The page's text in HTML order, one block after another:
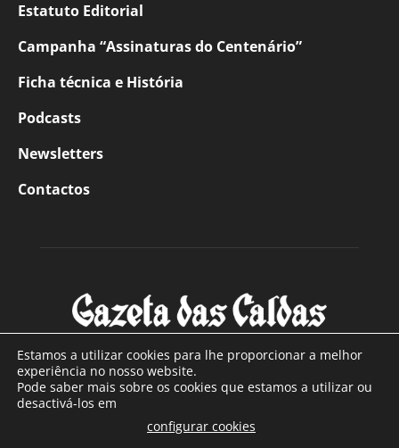
Estatuto Editorial
Campanha “Assinaturas do Centenário”
Ficha técnica e História
Podcasts
Newsletters
Contactos
SOBRE NÓS
Com sede nas Caldas da Rainha e mais de 90 anos de
Estamos a utilizar cookies para lhe proporcionar a melhor
experiência no nosso website.
Pode saber mais sobre os cookies que estamos a utilizar ou
desactivá-los em
configurar cookies